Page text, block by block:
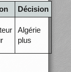
Décision
Algérie
plus